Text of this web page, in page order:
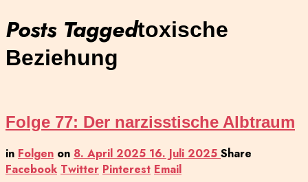
Posts Taggedtoxische
Beziehung
Folge 77: Der narzisstische Albtraum
in Folgen on 8. April 2025 16. Juli 2025 Share
Facebook Twitter Pinterest Email